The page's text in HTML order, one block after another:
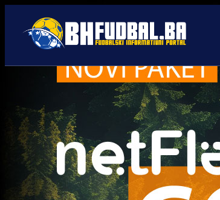
Filip Taraba
Trenutno nema novosti za navedeni tag.
Najčitanije Najnovije
A Selekcija